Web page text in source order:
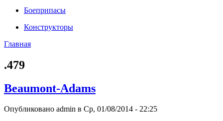
Боеприпасы
Конструкторы
Главная
.479
Beaumont-Adams
Опубликовано admin в Ср, 01/08/2014 - 22:25